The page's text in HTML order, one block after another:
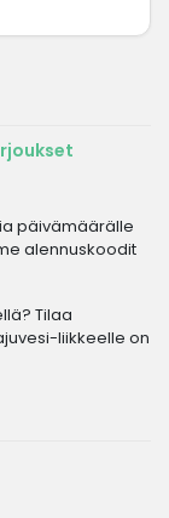
päivämäärälle
alennuskoodit
Tilaa
liikkeelle on